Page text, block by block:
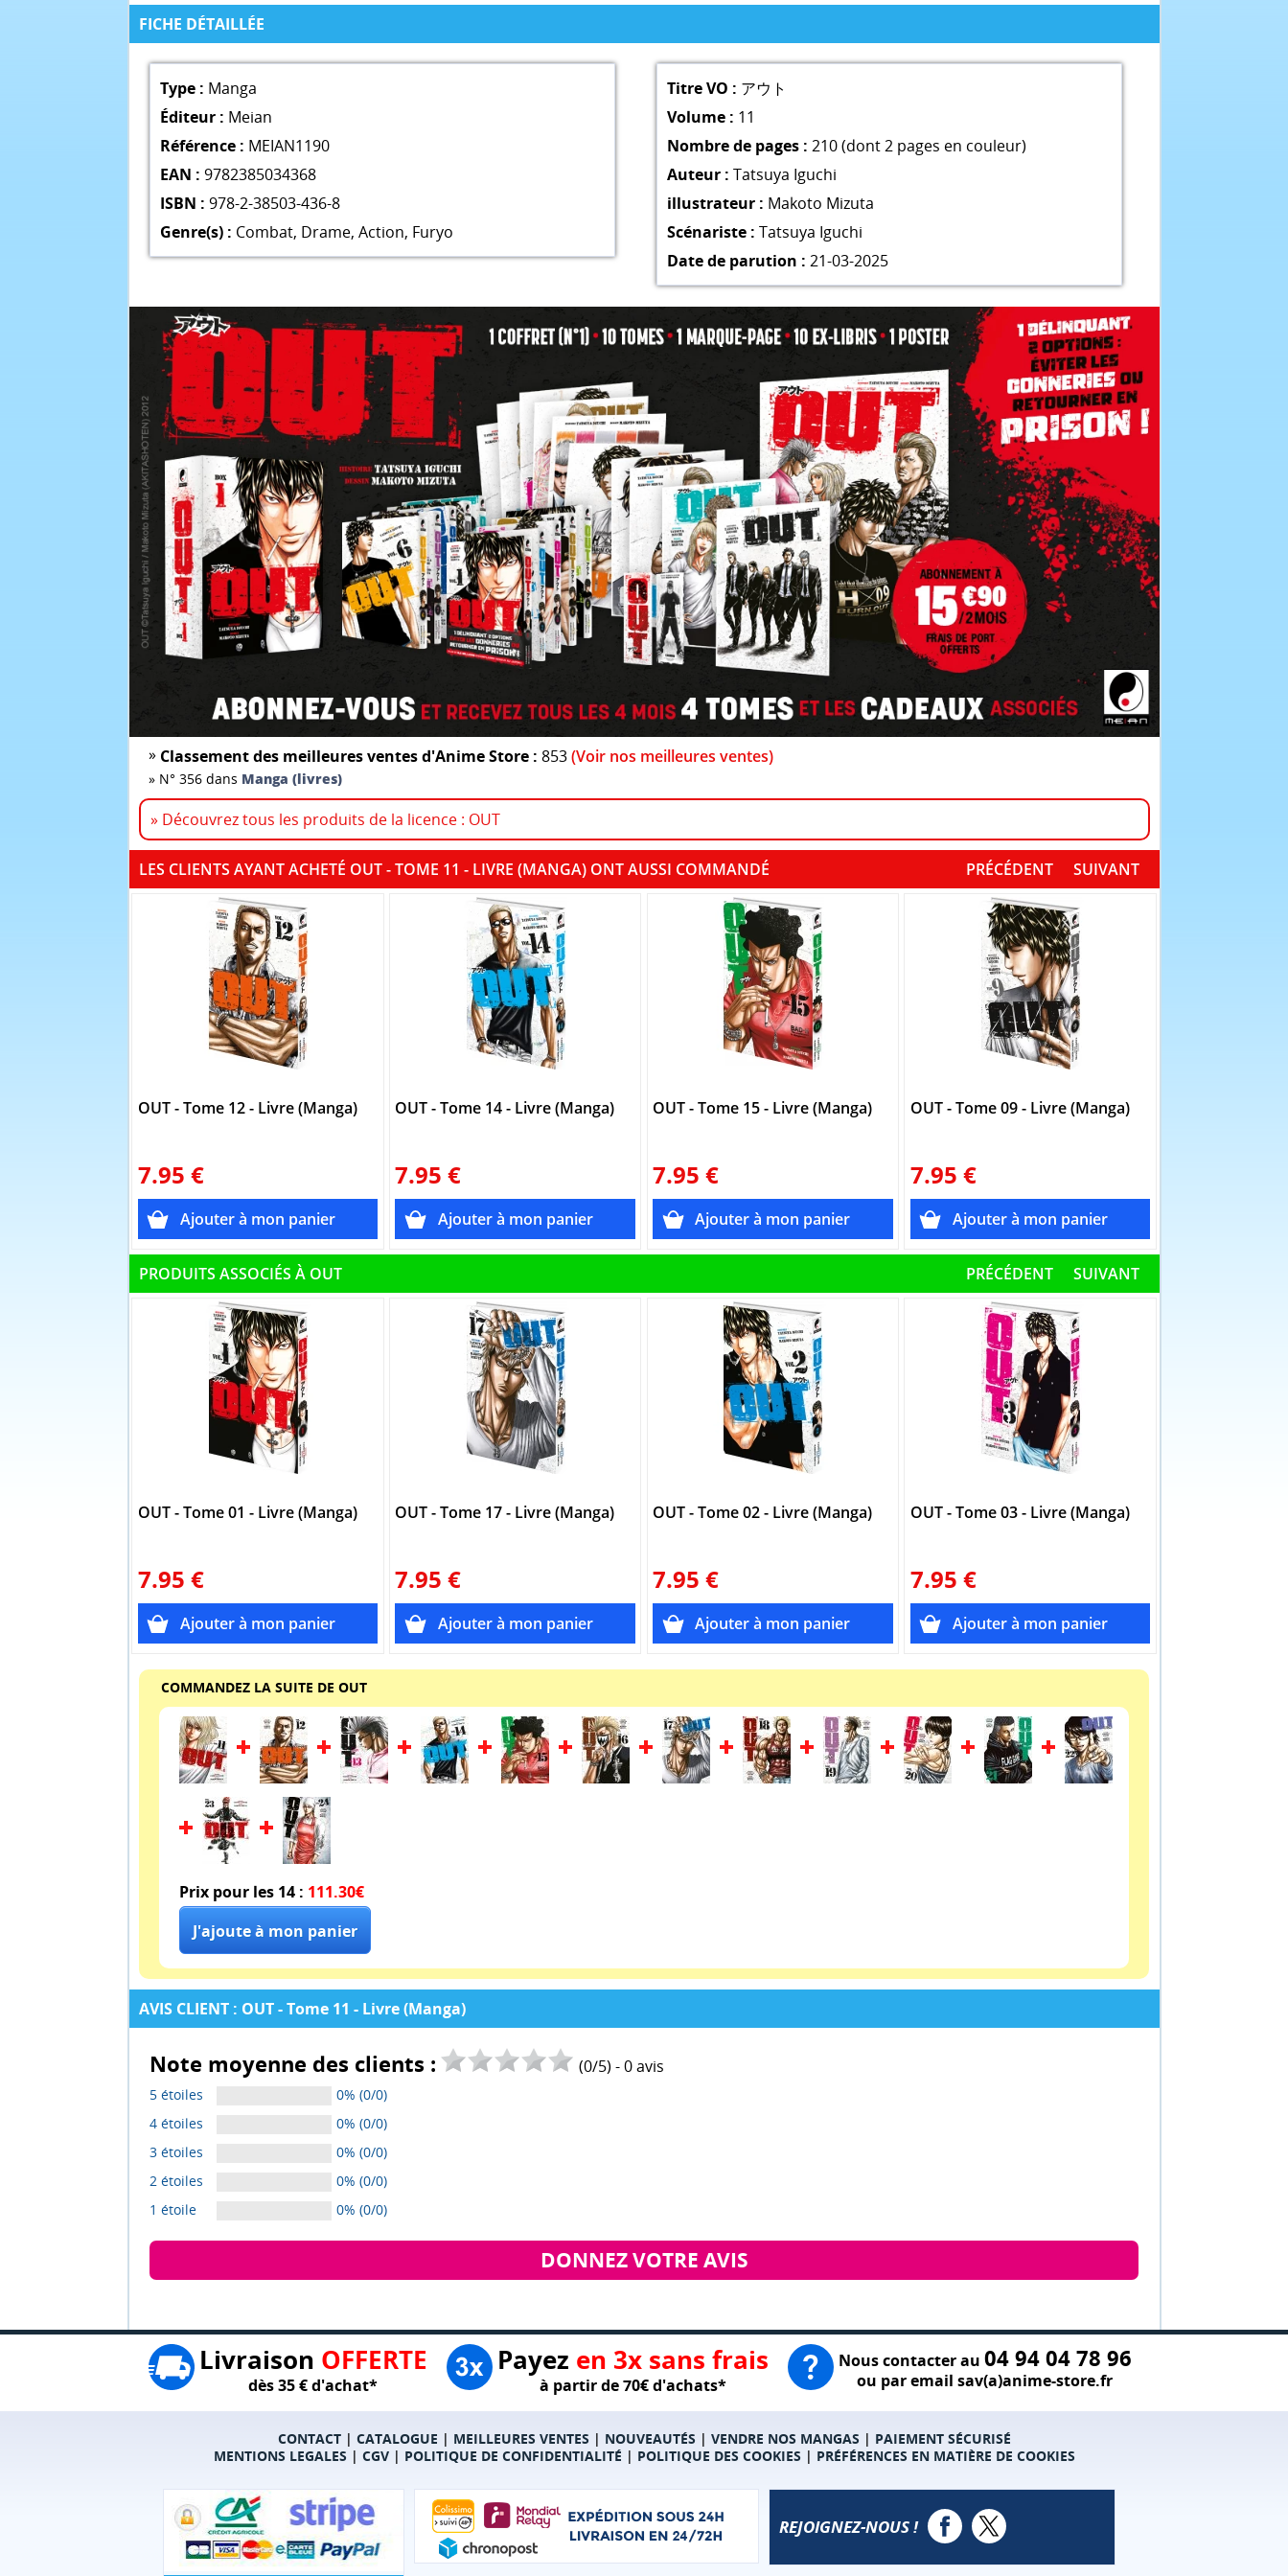
FICHE DÉTAILLÉE
Type : Manga
Éditeur : Meian
Référence : MEIAN1190
EAN : 9782385034368
ISBN : 978-2-38503-436-8
Genre(s) : Combat, Drame, Action, Furyo
Titre VO : アウト
Volume : 11
Nombre de pages : 210 (dont 2 pages en couleur)
Auteur : Tatsuya Iguchi
illustrateur : Makoto Mizuta
Scénariste : Tatsuya Iguchi
Date de parution : 21-03-2025
» Classement des meilleures ventes d'Anime Store : 853(Voir nos meilleures ventes)
» N° 356 dans Manga (livres)
» Découvrez tous les produits de la licence : OUT
LES CLIENTS AYANT ACHETÉ OUT - TOME 11 - LIVRE (MANGA) ONT AUSSI COMMANDÉ SUIVANT
PRÉCÉDENT
OUT - Tome 12 - Livre (Manga)
7.95 €
OUT - Tome 14 - Livre (Manga)
7.95 €
OUT - Tome 15 - Livre (Manga)
7.95 €
OUT - Tome 09 - Livre (Manga)
7.95 €
PRODUITS ASSOCIÉS À OUT SUIVANT
PRÉCÉDENT
OUT - Tome 01 - Livre (Manga)
7.95 €
OUT - Tome 17 - Livre (Manga)
7.95 €
OUT - Tome 02 - Livre (Manga)
7.95 €
OUT - Tome 03 - Livre (Manga)
7.95 €
COMMANDEZ LA SUITE DE OUT
Prix pour les 14 : 111.30€
AVIS CLIENT : OUT - Tome 11 - Livre (Manga)
Note moyenne des clients : (0/5) -0avis
5 étoiles
0% (0/0)
4 étoiles
0% (0/0)
3 étoiles
0% (0/0)
2 étoiles
0% (0/0)
1 étoile
0% (0/0)
DONNEZ VOTRE AVIS
Livraison OFFERTE
dès 35 € d'achat*
Payez en 3x sans frais
à partir de 70€ d'achats*
Nous contacter au 04 94 04 78 96
ou par email sav(a)anime-store.fr
CONTACT| CATALOGUE | MEILLEURES VENTES | NOUVEAUTÉS | VENDRE NOS MANGAS | PAIEMENT SÉCURISÉ
MENTIONS LEGALES | CGV| POLITIQUE DE CONFIDENTIALITÉ | POLITIQUE DES COOKIES | PRÉFÉRENCES EN MATIÈRE DE COOKIES
REJOIGNEZ-NOUS !